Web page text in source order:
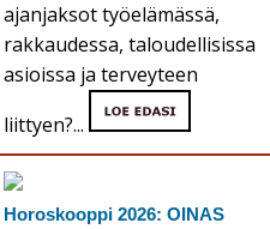
ajanjaksot työelämässä,
rakkaudessa, taloudellisissa
asioissa ja terveyteen
liittyen?...
Horoskooppi 2026: OINAS